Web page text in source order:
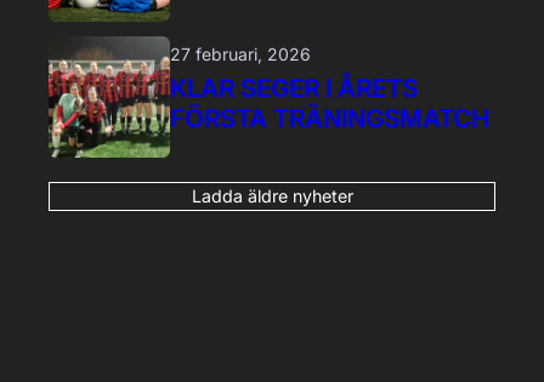
27 februari, 2026
KLAR SEGER I ÅRETS
FÖRSTA TRÄNINGSMATCH
Ladda äldre nyheter